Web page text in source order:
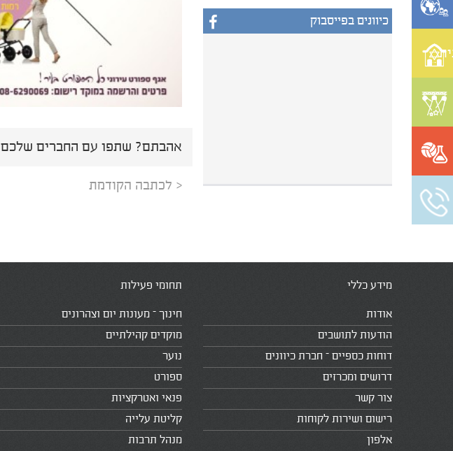
כיוונים בפייסבוק
אהבתם? שתפו עם החברים שלכם
< לכתבה הקודמת
מידע כללי
אודות
הודעות לתושבים
דוחות כספיים – חברת כיוונים
דרושים ומכרזים
צור קשר
רישום ושירות לקוחות
אלפון
תחומי פעילות
חינוך – מעונות יום וצהרונים
מוקדים קהילתיים
נוער
ספורט
פנאי ואטרקציות
קליטת עלייה
מנהל תרבות